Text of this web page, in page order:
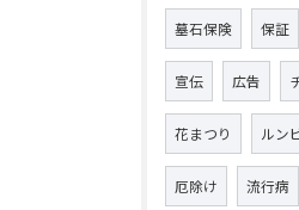
墓石保険 保証
宣伝 広告
花まつり ルン
厄除け 流行病